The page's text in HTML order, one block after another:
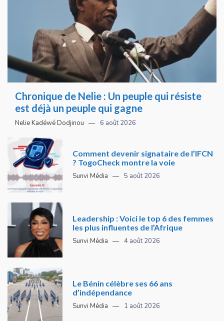
Chronique de Nelie : Un peuple qui résiste
est déjà un peuple qui gagne
Nelie Kadéwé Dodjinou 6 août 2026
Comment devenir signataire de l’IFCN
? TogoCheck montre la voie
Sunvi Média 5 août 2026
Leadership : Voici le top 6 des femmes
les plus influentes de l’Afrique
Sunvi Média 4 août 2026
Le Bénin célèbre ses 66 ans
d’indépendance
Sunvi Média 1 août 2026